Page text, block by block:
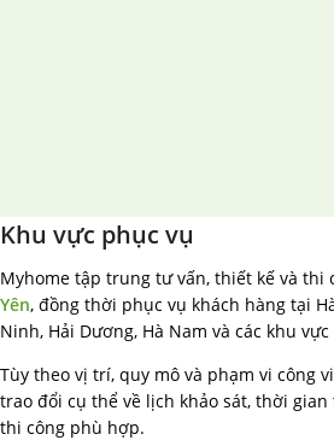
Khu vực phục vụ
Myhome tập trung tư vấn, thiết kế và thi
Yên, đồng thời phục vụ khách hàng tại
Ninh, Hải Dương, Hà Nam và các khu
Tùy theo vị trí, quy mô và phạm vi công
trao đổi cụ thể về lịch khảo sát, thời
thi công phù hợp.